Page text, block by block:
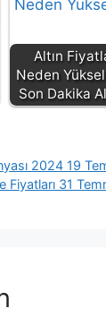
Altın
Neden
Son Dakika
2024 19
Fiyatları 31